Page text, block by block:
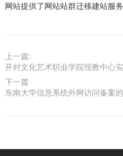
网站提供了网站站群迁移建站服
上一篇:
开封文化艺术职业学院现教中心
下一篇
东南大学信息系统外网访问备案